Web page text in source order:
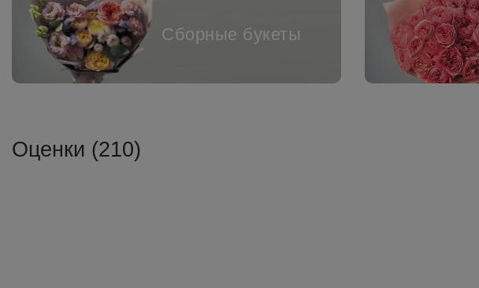
Сборные букеты
Оценки (210)